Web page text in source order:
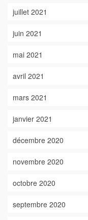
juillet 2021
juin 2021
mai 2021
avril 2021
mars 2021
janvier 2021
décembre 2020
novembre 2020
octobre 2020
septembre 2020